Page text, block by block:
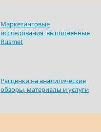
Маркетинговые
исследования, выполненные
Rusmet
Расценки на аналитические
обзоры, материалы и услуги